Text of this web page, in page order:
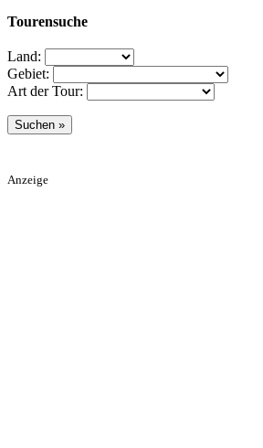
Tourensuche
Land:
Gebiet:
Art der Tour:
Anzeige